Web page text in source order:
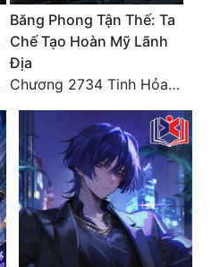
Băng Phong Tận Thế: Ta
Chế Tạo Hoàn Mỹ Lãnh
Địa
Chương 2734 Tinh Hỏa (Đại kết cục) (2)